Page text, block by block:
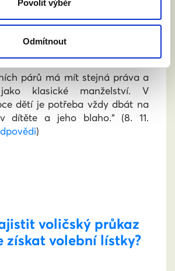
Povolit výběr
Odmítnout
NÁZOR
párů má mít stejná práva a
klasické manželství. V
dětí je potřeba vždy dbát na
dítěte a jeho blaho.“ (8. 11.
)
voličský průkaz
získat volební lístky?